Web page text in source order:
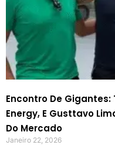
Encontro De Gigantes:
Energy, E Gusttavo
Do Mercado
Janeiro 22, 2026